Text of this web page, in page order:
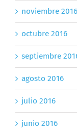
noviembre 2016
octubre 2016
septiembre
agosto 2016
julio 2016
junio 2016